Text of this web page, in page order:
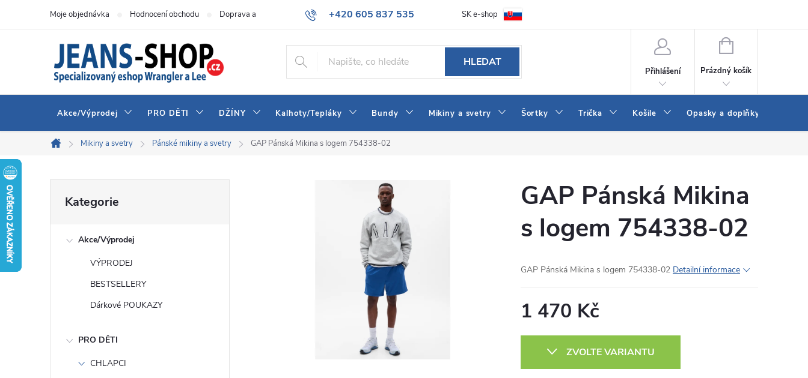
+420 605 837 535
info@jeans-shop.cz
Moje objednávka Hodnocení obchodu Doprava a platba Obchodní podmínky Naše prodejna Blog Kontakt
SK e-shop
HLEDAT
Přihlášení
NÁKUPNÍ
Prázdný košík
Akce/Výprodej PRO DĚTI DŽÍNY Kalhoty/Tepláky Bundy Mikiny a svetry Šortky Trička Košile Opasky a doplňky
Domů
Mikiny a svetry Pánské mikiny a svetry GAP Pánská Mikina s logem 754338-02
kategorie
Kategorie
Akce/Výprodej
VÝPRODEJ
BESTSELLERY
Dárkové POUKAZY
PRO DĚTI
CHLAPCI
GAP Pánská Mikina
s logem 754338-02
GAP Pánská Mikina s logem 754338-02 Detailní informace
1 470 Kč
ZVOLTE VARIANTU